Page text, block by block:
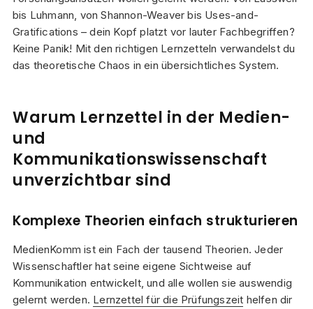
bis Luhmann, von Shannon-Weaver bis Uses-and-
Gratifications – dein Kopf platzt vor lauter Fachbegriffen?
Keine Panik! Mit den richtigen Lernzetteln verwandelst du
das theoretische Chaos in ein übersichtliches System.
Warum Lernzettel in der Medien-
und
Kommunikationswissenschaft
unverzichtbar sind
Komplexe Theorien einfach strukturieren
MedienKomm ist ein Fach der tausend Theorien. Jeder
Wissenschaftler hat seine eigene Sichtweise auf
Kommunikation entwickelt, und alle wollen sie auswendig
gelernt werden. Lernzettel für die Prüfungszeit helfen dir